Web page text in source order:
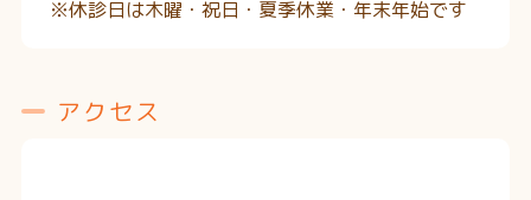
※休診日は木曜・祝日・夏季休業・年末年始です
アクセス